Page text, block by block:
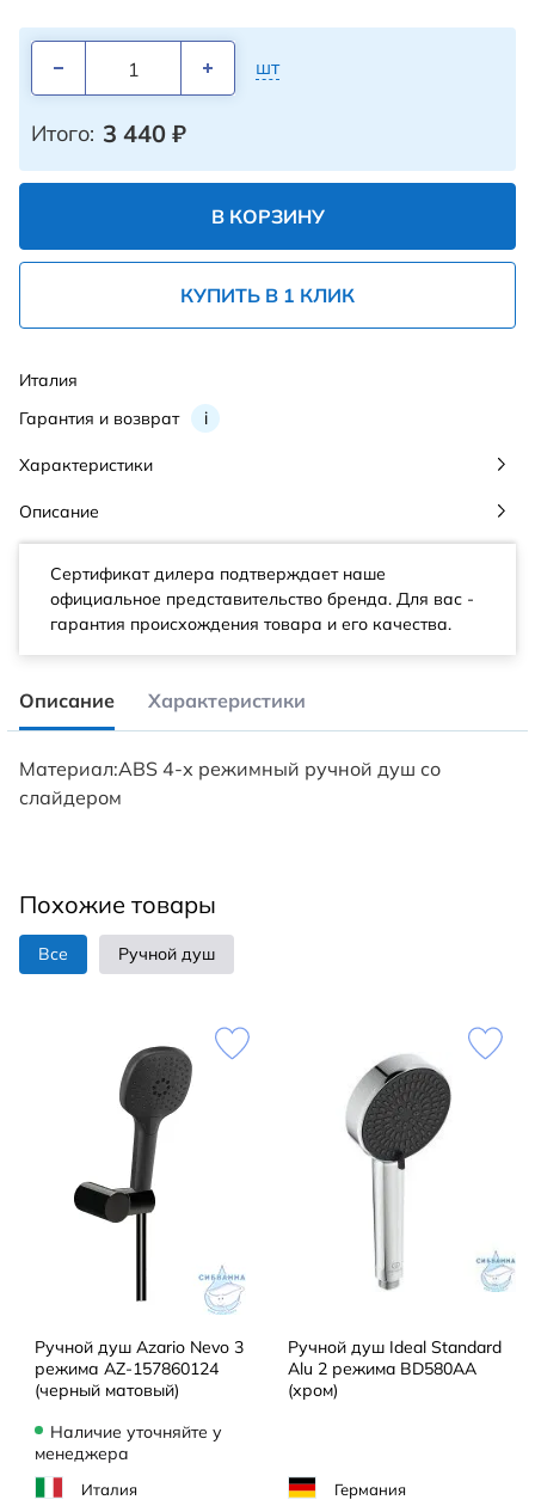
шт
Итого: 3 440 ₽
В КОРЗИНУ
КУПИТЬ В 1 КЛИК
Гарантия и возврат i
Италия
Характеристики
Описание
Сертификат дилера подтверждает наше
официальное представительство бренда. Для вас -
гарантия происхождения товара и его качества.
Описание Характеристики
Материал:ABS 4-х режимный ручной душ со
слайдером
Похожие товары
Все Ручной душ
Ручной душ Azario Nevo 3
режима AZ-157860124
(черный матовый)
Наличие уточняйте у
менеджера
Италия
Ручной душ Ideal Standard
Alu 2 режимa BD580AA
(хром)
Германия